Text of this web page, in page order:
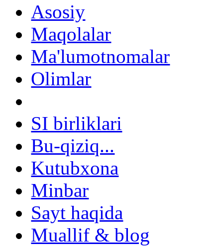
Asosiy
Maqolalar
Ma'lumotnomalar
Olimlar
SI birliklari
Bu-qiziq...
Kutubxona
Minbar
Sayt haqida
Muallif & blog